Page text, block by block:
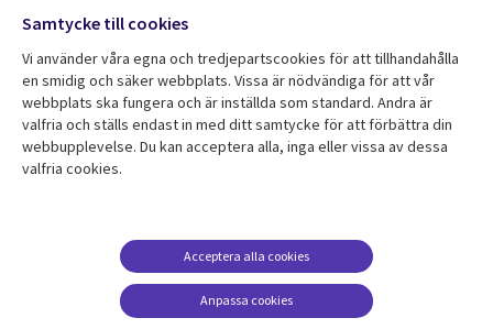
Resurscenter
SWEDEN
SWEDEN
dataskydd
Accessibility
Terms of Use
Följ oss
Social
Media
SWEDEN
Samtycke till cookies
Vi använder våra egna och tredjepartscookies för att tillhandahålla
en smidig och säker webbplats. Vissa är nödvändiga för att vår
webbplats ska fungera och är inställda som standard. Andra är
valfria och ställs endast in med ditt samtycke för att förbättra din
webbupplevelse. Du kan acceptera alla, inga eller vissa av dessa
valfria cookies.
Anpassa cookies
Acceptera alla cookies